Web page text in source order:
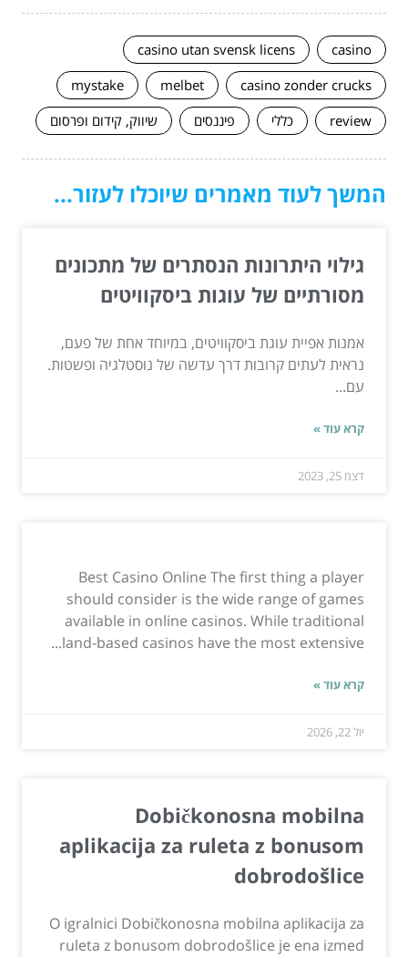
casino
casino utan svensk licens
casino zonder crucks
melbet
mystake
review
כללי פיננסים שיווק, קידום ופרסום
המשך לעוד מאמרים שיוכלו לעזור...
גילוי היתרונות הנסתרים של מתכונים
מסורתיים של עוגות ביסקוויטים
אמנות אפיית עוגת ביסקוויטים, במיוחד אחת של פעם,
נראית לעתים קרובות דרך עדשה של נוסטלגיה ופשטות.
עם...
קרא עוד »
דצמ 25, 2023
Best Casino Online The first thing a player
should consider is the wide range of games
available in online casinos. While traditional
land-based casinos have the most extensive...
קרא עוד »
יול 22, 2026
Dobičkonosna mobilna
aplikacija za ruleta z bonusom
dobrodošlice
O igralnici Dobičkonosna mobilna aplikacija za
ruleta z bonusom dobrodošlice je ena izmed